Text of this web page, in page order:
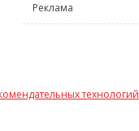
Реклама
технологий